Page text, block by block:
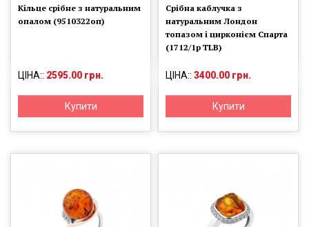
Кільце срібне з натуральним
опалом (9510322оп)
ЦІНА:: 2595.00 грн.
Купити
Срібна каблучка з
натуральним Лондон
топазом і цирконієм Спарта
(1712/1р ТLB)
ЦІНА:: 3400.00 грн.
Купити